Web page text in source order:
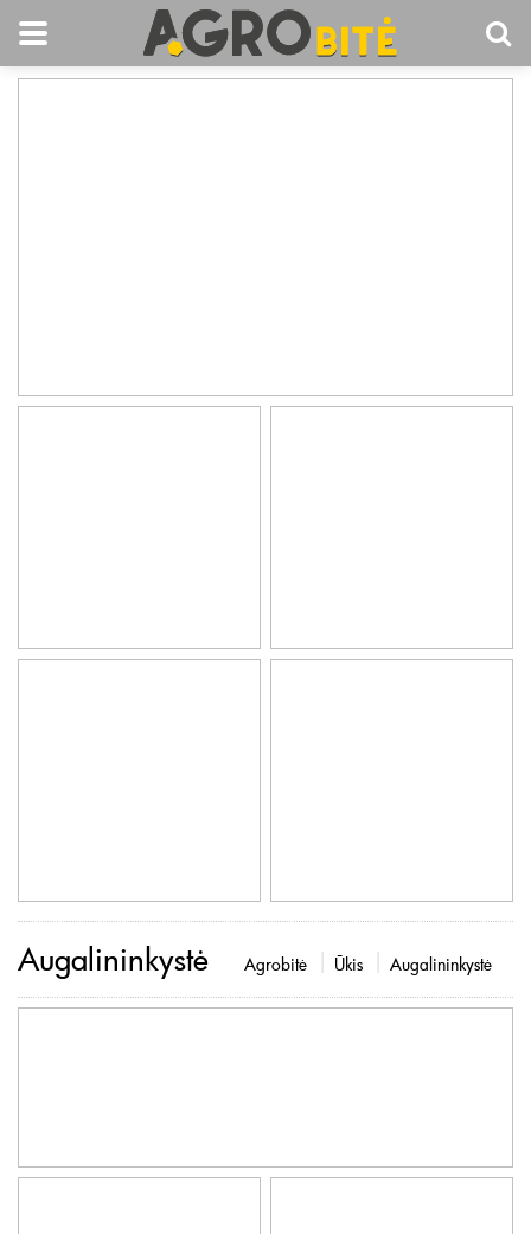
Augalininkystė Agrobitė Ūkis Augalininkystė